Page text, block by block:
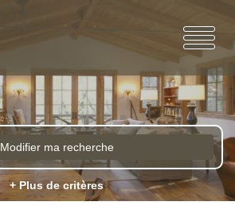
Modifier ma recherche
+ Plus de critères